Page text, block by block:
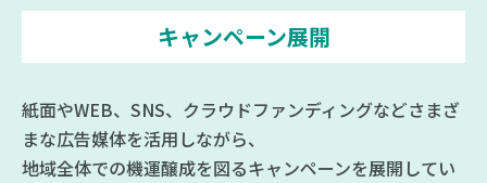
キャンペーン展開
紙面やWEB、SNS、クラウドファンディングなどさまざ
まな広告媒体を活用しながら、
地域全体での機運醸成を図るキャンペーンを展開してい